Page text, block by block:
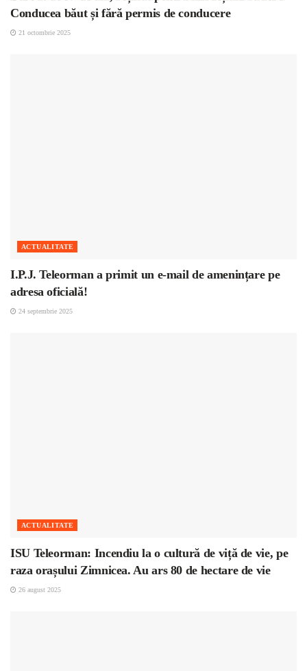
Conducea băut și fără permis de conducere
21 octombrie 2025
ACTUALITATE
I.P.J. Teleorman a primit un e-mail de amenințare pe
adresa oficială!
24 septembrie 2025
ACTUALITATE
ISU Teleorman: Incendiu la o cultură de viță de vie, pe
raza orașului Zimnicea. Au ars 80 de hectare de vie
26 august 2025